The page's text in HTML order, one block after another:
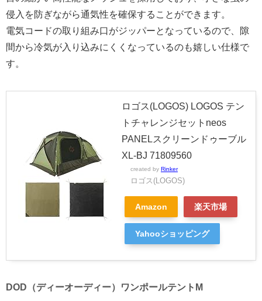
侵入を防ぎながら通気性を確保することができます。
電気コードの取り組み口がジッパーとなっているので、隙
間から冷気が入り込みにくくなっているのも嬉しい仕様で
す。
ロゴス(LOGOS) LOGOS テン
トチャレンジセットneos
PANELスクリーンドゥーブル
XL-BJ 71809560
created by Rinker
ロゴス(LOGOS)
Amazon 楽天市場
Yahooショッピング
DOD（ディーオーディー）ワンポールテントM